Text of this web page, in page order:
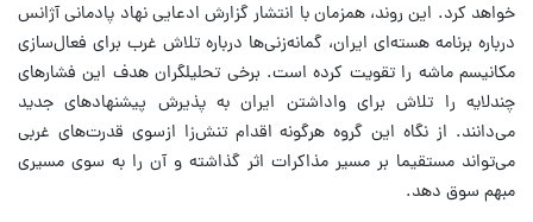
خواهد كرد. این روند، همزمان با انتشار گزارش ادعایی نهاد پادمانی آژانس
درباره برنامه هسته‌ای ایران، گمانه‌زنی‌ها درباره تلاش غرب برای فعال‌سازی
مكانیسم ماشه را تقویت كرده است. برخی تحلیلگران هدف این فشارهای
چندلایه را تلاش برای واداشتن ایران به پذیرش پیشنهادهای جدید
می‌دانند. از نگاه این گروه هرگونه اقدام تنش‌زا از‌سوی قدرت‌های غربی
می‌تواند مستقیما بر مسیر مذاكرات اثر گذاشته و آن را به سوی مسیری
مبهم سوق دهد.